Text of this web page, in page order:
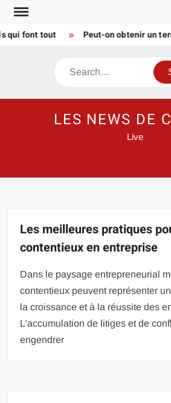
Skip
content
font tout Peut-on obtenir un
Search
LES NEWS DE
Live
Les meilleures pratiques
contentieux en entreprise
Dans le paysage entrepreneurial
contentieux peuvent représenter
la croissance et à la réussite des
L’accumulation de litiges et de
engendrer